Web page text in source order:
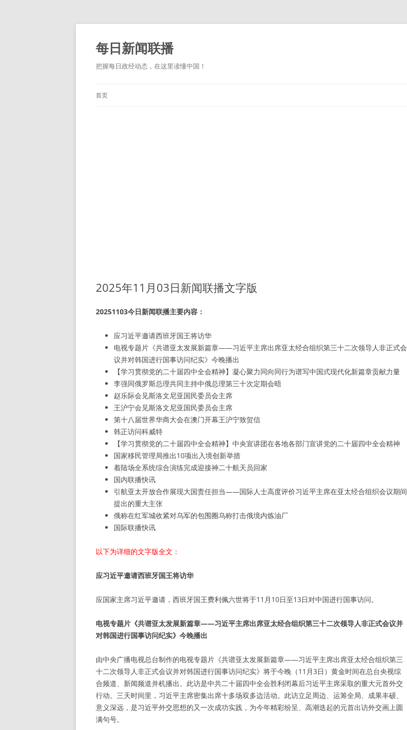
跳
正
文
每日新闻联播
把握每日政经动态，在这里读懂中国！
首页
2025年11月03日新闻联播文字版
20251103今日新闻联播主要内容：
应习近平邀请西班牙国王将访华
电视专题片《共谱亚太发展新篇章——习近平主席出席亚太经合组织第三十二次领导人非正式会
议并对韩国进行国事访问纪实》今晚播出
【学习贯彻党的二十届四中全会精神】凝心聚力同向同行为谱写中国式现代化新篇章贡献力量
李强同俄罗斯总理共同主持中俄总理第三十次定期会晤
赵乐际会见斯洛文尼亚国民委员会主席
王沪宁会见斯洛文尼亚国民委员会主席
第十八届世界华商大会在澳门开幕王沪宁致贺信
韩正访问科威特
【学习贯彻党的二十届四中全会精神】中央宣讲团在各地各部门宣讲党的二十届四中全会精神
国家移民管理局推出10项出入境创新举措
着陆场全系统综合演练完成迎接神二十航天员回家
国内联播快讯
引航亚太开放合作展现大国责任担当——国际人士高度评价习近平主席在亚太经合组织会议期间
提出的重大主张
俄称在红军城收紧对乌军的包围圈乌称打击俄境内炼油厂
国际联播快讯
以下为详细的文字版全文：
应习近平邀请西班牙国王将访华
应国家主席习近平邀请，西班牙国王费利佩六世将于11月10日至13日对中国进行国事访问。
电视专题片《共谱亚太发展新篇章——习近平主席出席亚太经合组织第三十二次领导人非正式会议并
对韩国进行国事访问纪实》今晚播出
由中央广播电视总台制作的电视专题片《共谱亚太发展新篇章——习近平主席出席亚太经合组织第三
十二次领导人非正式会议并对韩国进行国事访问纪实》将于今晚（11月3日）黄金时间在总台央视综
合频道、新闻频道并机播出。此访是中共二十届四中全会胜利闭幕后习近平主席采取的重大元首外交
行动。三天时间里，习近平主席密集出席十多场双多边活动。此访立足周边、运筹全局、成果丰硕、
意义深远，是习近平外交思想的又一次成功实践，为今年精彩纷呈、高潮迭起的元首出访外交画上圆
满句号。